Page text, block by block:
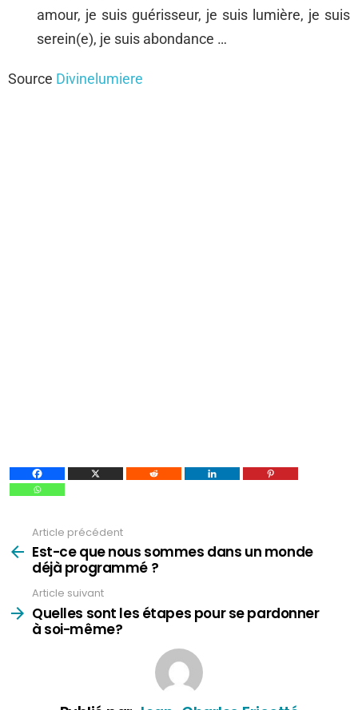
amour, je suis guérisseur, je suis lumière, je suis
serein(e), je suis abondance …
Source Divinelumiere
plus
Article précédent
Est-ce que nous sommes dans un monde
déjà programmé ?
Article suivant
Quelles sont les étapes pour se pardonner
à soi-même?